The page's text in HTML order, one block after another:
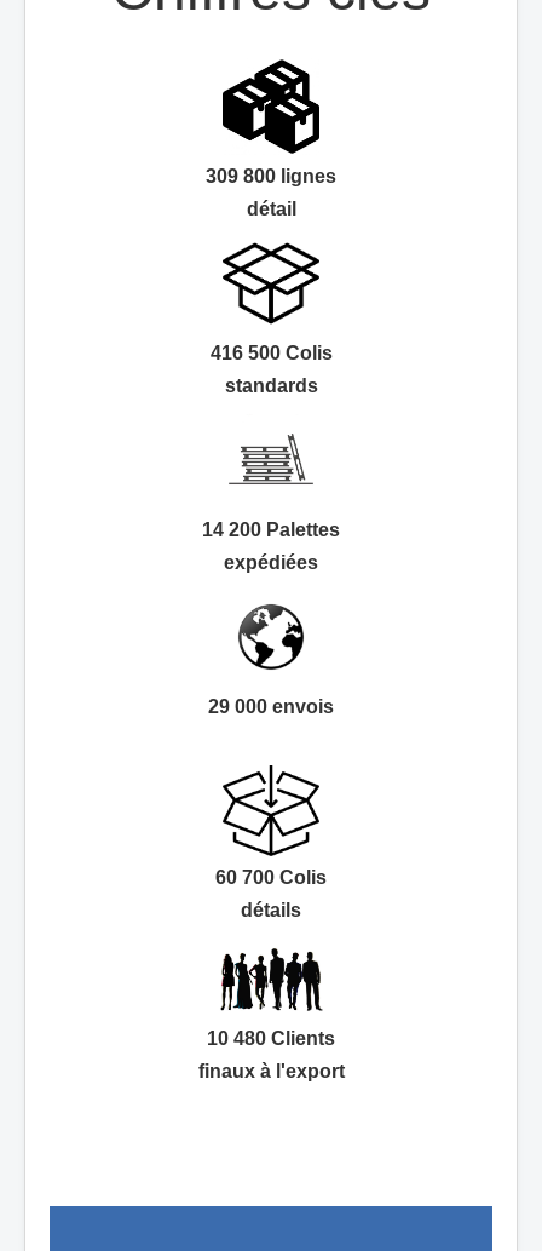
309 800 lignes
détail
416 500 Colis
standards
14 200 Palettes
expédiées
29 000 envois
60 700 Colis
détails
10 480 Clients
finaux à l'export